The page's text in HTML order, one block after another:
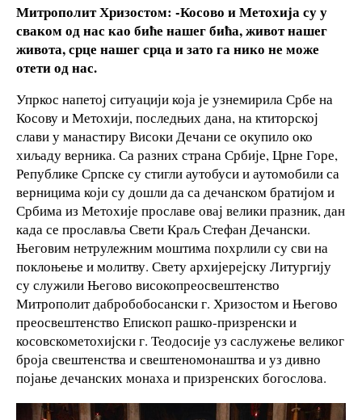
Митрополит Хризостом: -Косово и Метохија су у
сваком од нас као биће нашег бића, живот нашег
живота, срце нашег срца и зато га нико не може
отети од нас.
Упркос напетој ситуацији која је узнемирила Србе на
Косову и Метохији, последњих дана, на ктиторској
слави у манастиру Високи Дечани се окупило око
хиљаду верника. Са разних страна Србије, Црне Горе,
Републике Српске су стигли аутобуси и аутомобили са
верницима који су дошли да са дечанском братијом и
Србима из Метохије прославе овај велики празник, дан
када се прославља Свети Краљ Стефан Дечански.
Његовим нетрулежним моштима похрлили су сви на
поклоњење и молитву. Свету архијерејску Литургију
су служили Његово високопреосвештенство
Митрополит дабробобосански г. Хризостом и Његово
преосвештенство Епископ рашко-призренски и
косовскометохијски г. Теодосије уз саслужење великог
броја свештенства и свештеномонаштва и уз дивно
појање дечанских монаха и призренских богослова.